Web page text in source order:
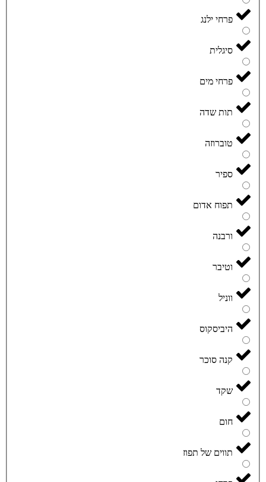
פרחי ילנג
סיגלית
פרחי מים
תות שדה
טוברוזה
ספיר
תפוח אדום
ורבנה
וטיבר
ווניל
היביסקוס
קנה סוכר
שקד
חום
תווים של תפוז